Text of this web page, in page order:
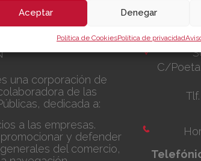
Aceptar Denegar
Política de CookiesPolítica de privacidad
una corporación de
de las
dedicada a:
a las empresas.
y defender
del comercio,
C/Poeta